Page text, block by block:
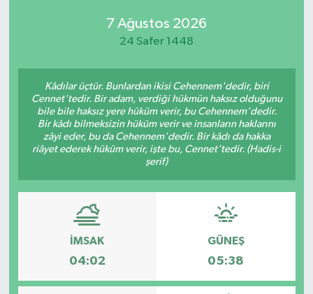
7 Ağustos 2026
24 Safer 1448
Kâdılar üçtür. Bunlardan ikisi Cehennem'dedir, biri
Cennet'tedir. Bir adam, verdiği hükmün haksız olduğunu
bile bile haksız yere hüküm verir, bu Cehennem'dedir.
Bir kâdı bilmeksizin hüküm verir ve insanların haklarını
zâyi eder, bu da Cehennem'dedir. Bir kâdı da hakka
riâyet ederek hüküm verir, işte bu, Cennet'tedir. (Hadis-i
şerif)
İMSAK
04:02
GÜNEŞ
05:38